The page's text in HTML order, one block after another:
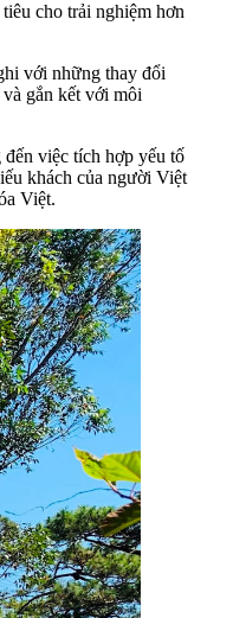
cho trải nghiệm hơn
với những thay đổi
gắn kết với môi
việc tích hợp yếu tố
khách của người Việt
Việt.